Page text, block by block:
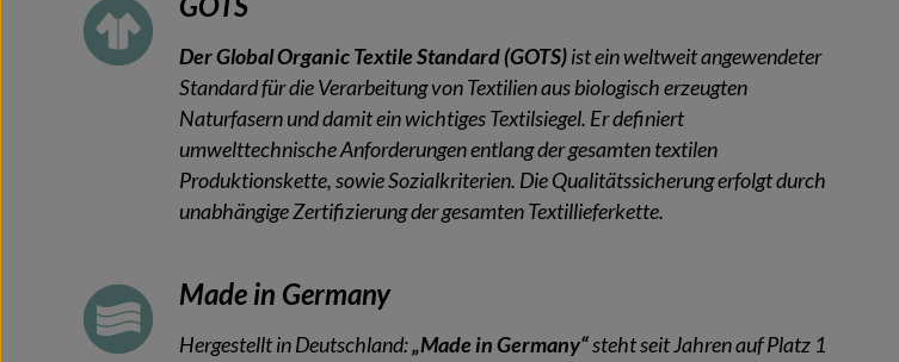
Der Global Organic Textile Standard (GOTS)ist ein weltweit angewendeter
Standard für die Verarbeitung von Textilien aus biologisch erzeugten
Naturfasern und damit ein wichtiges Textilsiegel. Er definiert
umwelttechnische Anforderungen entlang der gesamten textilen
Produktionskette, sowie Sozialkriterien. Die Qualitätssicherung erfolgt durch
unabhängige Zertifizierung der gesamten Textillieferkette.
Made in Germany
Hergestellt in Deutschland:„Made in Germany“steht seit Jahren auf Platz 1